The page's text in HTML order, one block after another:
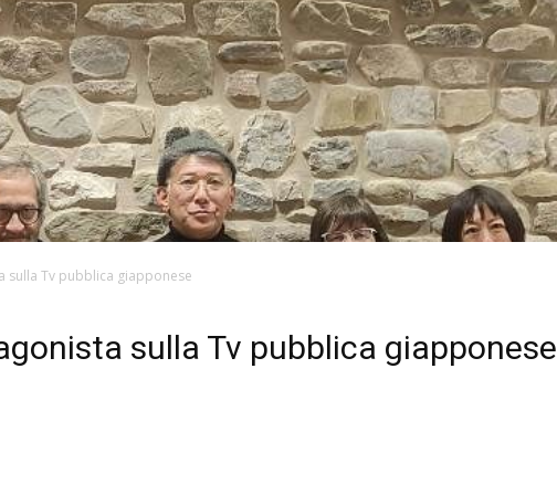
sulla Tv pubblica giapponese
sulla Tv pubblica giapponese